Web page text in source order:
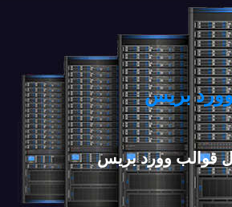
بريس
قوالب وورد بريس